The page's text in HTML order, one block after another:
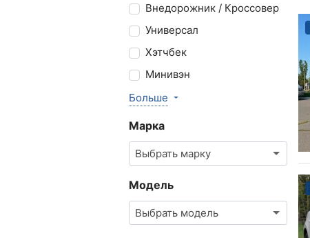
Внедорожник / Кроссовер
Универсал
Хэтчбек
Минивэн
Больше
Марка
Выбрать марку
Модель
Выбрать модель